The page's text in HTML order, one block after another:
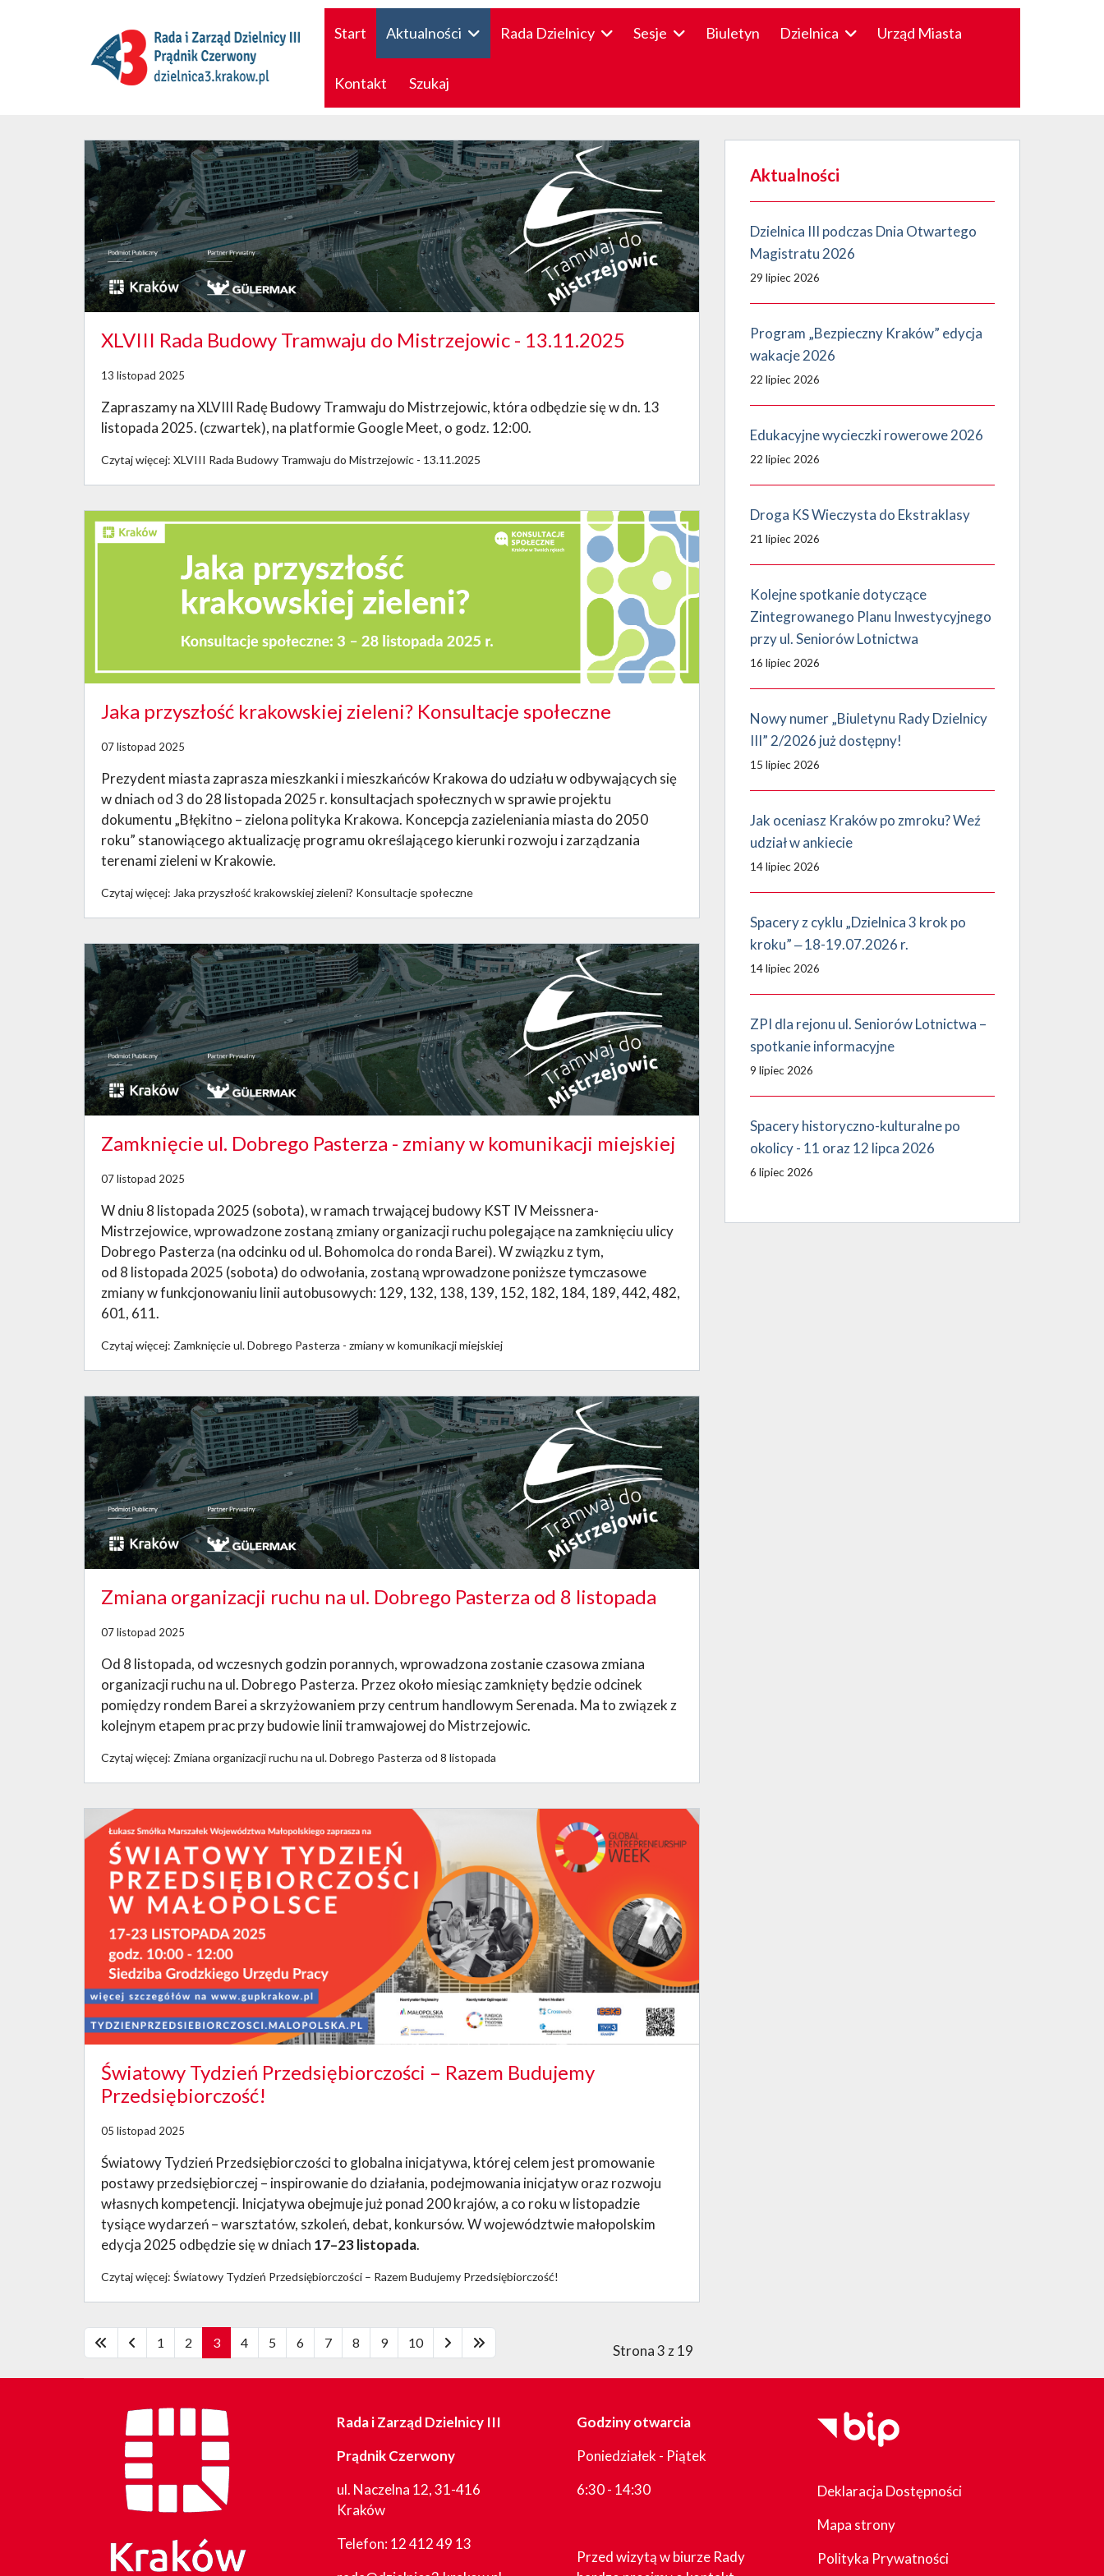
Start Aktualności Rada Dzielnicy Sesje Biuletyn Dzielnica Urząd Miasta
Kontakt Szukaj
XLVIII Rada Budowy Tramwaju do Mistrzejowic - 13.11.2025
13 listopad 2025
Zapraszamy na XLVIII Radę Budowy Tramwaju do Mistrzejowic, która odbędzie się w dn. 13
listopada 2025. (czwartek), na platformie Google Meet, o godz. 12:00.
Czytaj więcej: XLVIII Rada Budowy Tramwaju do Mistrzejowic - 13.11.2025
Jaka przyszłość krakowskiej zieleni? Konsultacje społeczne
07 listopad 2025
Prezydent miasta zaprasza mieszkanki i mieszkańców Krakowa do udziału w odbywających się
w dniach od 3 do 28 listopada 2025 r. konsultacjach społecznych w sprawie projektu
dokumentu „Błękitno – zielona polityka Krakowa. Koncepcja zazieleniania miasta do 2050
roku” stanowiącego aktualizację programu określającego kierunki rozwoju i zarządzania
terenami zieleni w Krakowie.
Czytaj więcej: Jaka przyszłość krakowskiej zieleni? Konsultacje społeczne
Zamknięcie ul. Dobrego Pasterza - zmiany w komunikacji miejskiej
07 listopad 2025
W dniu 8 listopada 2025 (sobota), w ramach trwającej budowy KST IV Meissnera-
Mistrzejowice, wprowadzone zostaną zmiany organizacji ruchu polegające na zamknięciu ulicy
Dobrego Pasterza (na odcinku od ul. Bohomolca do ronda Barei). W związku z tym,
od 8 listopada 2025 (sobota) do odwołania, zostaną wprowadzone poniższe tymczasowe
zmiany w funkcjonowaniu linii autobusowych: 129, 132, 138, 139, 152, 182, 184, 189, 442, 482,
601, 611.
Czytaj więcej: Zamknięcie ul. Dobrego Pasterza - zmiany w komunikacji miejskiej
Zmiana organizacji ruchu na ul. Dobrego Pasterza od 8 listopada
07 listopad 2025
Od 8 listopada, od wczesnych godzin porannych, wprowadzona zostanie czasowa zmiana
organizacji ruchu na ul. Dobrego Pasterza. Przez około miesiąc zamknięty będzie odcinek
pomiędzy rondem Barei a skrzyżowaniem przy centrum handlowym Serenada. Ma to związek z
kolejnym etapem prac przy budowie linii tramwajowej do Mistrzejowic.
Czytaj więcej: Zmiana organizacji ruchu na ul. Dobrego Pasterza od 8 listopada
Światowy Tydzień Przedsiębiorczości – Razem Budujemy
Przedsiębiorczość!
05 listopad 2025
Światowy Tydzień Przedsiębiorczości to globalna inicjatywa, której celem jest promowanie
postawy przedsiębiorczej – inspirowanie do działania, podejmowania inicjatyw oraz rozwoju
własnych kompetencji. Inicjatywa obejmuje już ponad 200 krajów, a co roku w listopadzie
tysiące wydarzeń – warsztatów, szkoleń, debat, konkursów. W województwie małopolskim
edycja 2025 odbędzie się w dniach 17–23 listopada.
Czytaj więcej: Światowy Tydzień Przedsiębiorczości – Razem Budujemy Przedsiębiorczość!
Strona 3 z 19
1 2 3 4 5 6 7 8 9 10
Aktualności
Dzielnica III podczas Dnia Otwartego
Magistratu 2026
29 lipiec 2026
Program „Bezpieczny Kraków” edycja
wakacje 2026
22 lipiec 2026
Edukacyjne wycieczki rowerowe 2026
22 lipiec 2026
Droga KS Wieczysta do Ekstraklasy
21 lipiec 2026
Kolejne spotkanie dotyczące
Zintegrowanego Planu Inwestycyjnego
przy ul. Seniorów Lotnictwa
16 lipiec 2026
Nowy numer „Biuletynu Rady Dzielnicy
III” 2/2026 już dostępny!
15 lipiec 2026
Jak oceniasz Kraków po zmroku? Weź
udział w ankiecie
14 lipiec 2026
Spacery z cyklu „Dzielnica 3 krok po
kroku” ‒ 18-19.07.2026 r.
14 lipiec 2026
ZPI dla rejonu ul. Seniorów Lotnictwa –
spotkanie informacyjne
9 lipiec 2026
Spacery historyczno-kulturalne po
okolicy - 11 oraz 12 lipca 2026
6 lipiec 2026
Rada i Zarząd Dzielnicy III
Prądnik Czerwony
ul. Naczelna 12, 31-416
Kraków
Telefon:12 412 49 13
Godziny otwarcia
Poniedziałek - Piątek
6:30 - 14:30
Przed wizytą w biurze Rady
Deklaracja Dostępności
Mapa strony
Polityka Prywatności